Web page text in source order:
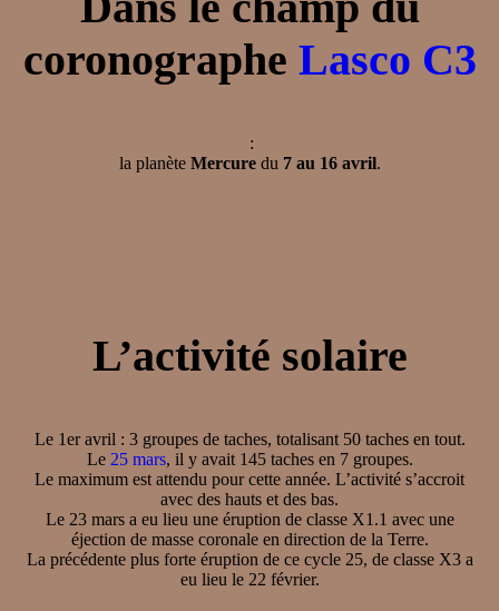
coronographe Lasco C3
:
la planète Mercuredu 7 au 16 avril.
L’activité solaire
Le 1er avril : 3 groupes de taches, totalisant 50 taches en tout.
Le 25 mars, il y avait 145 taches en 7 groupes.
Le maximum est attendu pour cette année. L’activité s’accroit
avec des hauts et des bas.
Le 23 mars a eu lieu une éruption de classe X1.1 avec une
éjection de masse coronale en direction de la Terre.
La précédente plus forte éruption de ce cycle 25, de classe X3 a
eu lieu le 22 février.